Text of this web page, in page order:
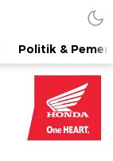
Politik &